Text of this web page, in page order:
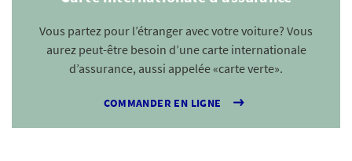
Vous partez pour l’étranger avec votre voiture? Vous
aurez peut-être besoin d’une carte internationale
d’assurance, aussi appelée «carte verte».
COMMANDER EN LIGNE